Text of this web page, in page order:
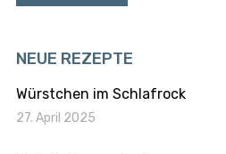
NEUE REZEPTE
Würstchen im Schlafrock
27. April 2025